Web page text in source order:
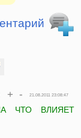
21.08.2011 23:08:47
+ -
ЧТО ВЛИЯЕТ